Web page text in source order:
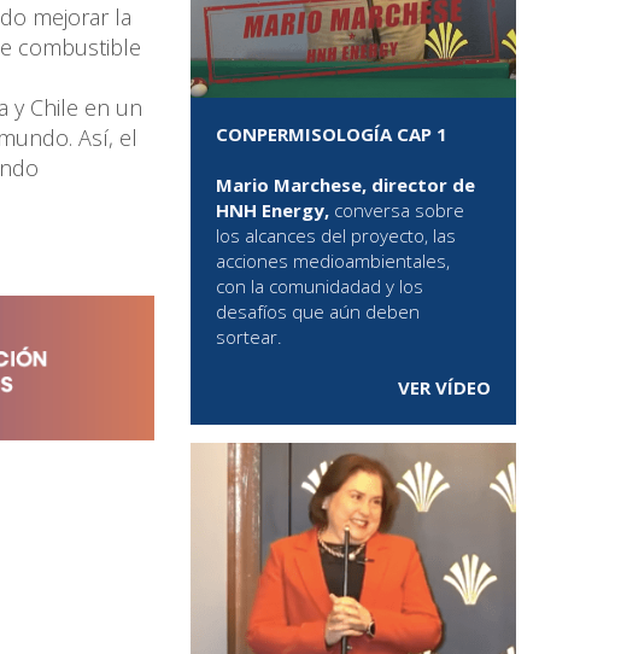
mejorar la
combustible
y Chile en un
Así, el
CONPERMISOLOGÍA CAP 1
Mario Marchese, director de
HNH Energy, conversa sobre
los alcances del proyecto, las
acciones medioambientales,
con la comunidadad y los
desafíos que aún deben
sortear.
VER VÍDEO